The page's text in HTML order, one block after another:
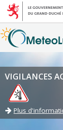
VIGILANCES
Plus